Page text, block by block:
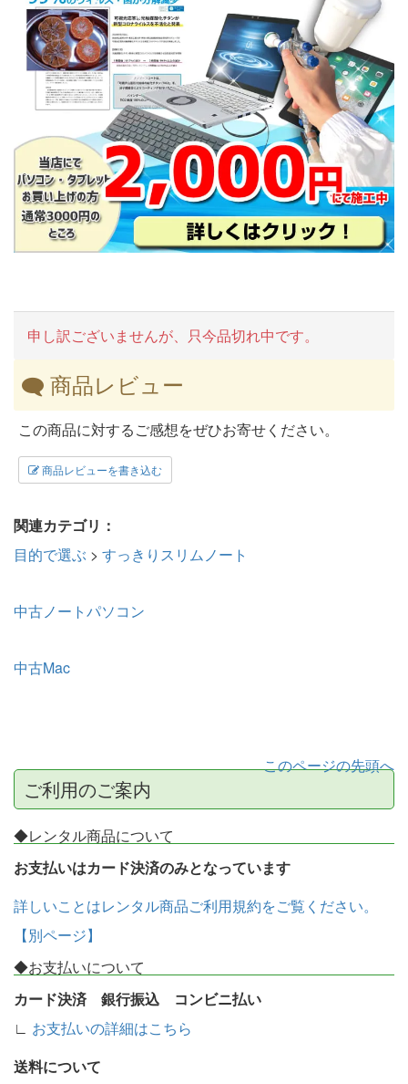
申し訳ございませんが、只今品切れ中です。
商品レビュー
この商品に対するご感想をぜひお寄せください。
商品レビューを書き込む
関連カテゴリ：
目的で選ぶ > すっきりスリムノート
中古ノートパソコン
中古Mac
このページの先頭へ
ご利用のご案内
◆レンタル商品について
お支払いはカード決済のみとなっています
詳しいことはレンタル商品ご利用規約をご覧ください。
【別ページ】
◆お支払いについて
カード決済 銀行振込 コンビニ払い
∟ お支払いの詳細はこちら
送料について